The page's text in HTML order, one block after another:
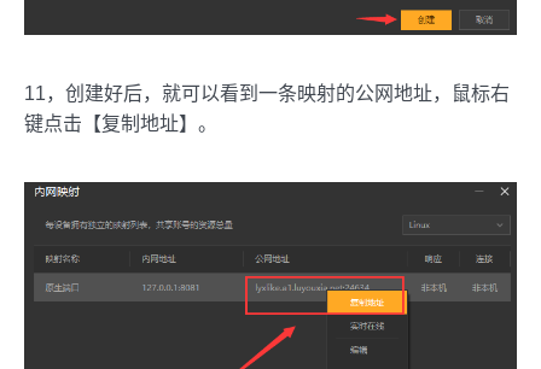
11，创建好后，就可以看到一条映射的公网地址，鼠标右
键点击【复制地址】。